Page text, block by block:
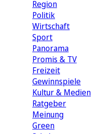
Region
Politik
Wirtschaft
Sport
Panorama
Promis & TV
Freizeit
Gewinnspiele
Kultur & Medien
Ratgeber
Meinung
Green